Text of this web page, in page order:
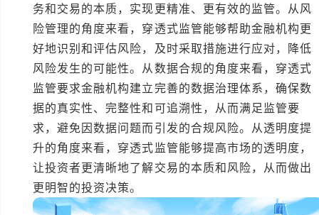
务和交易的本质，实现更精准、更有效的监管。从风
险管理的角度来看，穿透式监管能够帮助金融机构更
好地识别和评估风险，及时采取措施进行应对，降低
风险发生的可能性。从数据合规的角度来看，穿透式
监管要求金融机构建立完善的数据治理体系，确保数
据的真实性、完整性和可追溯性，从而满足监管要
求，避免因数据问题而引发的合规风险。从透明度提
升的角度来看，穿透式监管能够提高市场的透明度，
让投资者更清晰地了解交易的本质和风险，从而做出
更明智的投资决策。